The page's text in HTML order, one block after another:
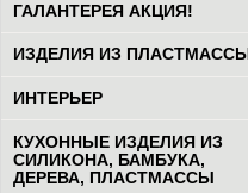
ГАЛАНТЕРЕЯ АКЦИЯ!
ИЗДЕЛИЯ ИЗ ПЛАСТМАССЫ
ИНТЕРЬЕР
КУХОННЫЕ ИЗДЕЛИЯ ИЗ
СИЛИКОНА, БАМБУКА,
ДЕРЕВА, ПЛАСТМАССЫ